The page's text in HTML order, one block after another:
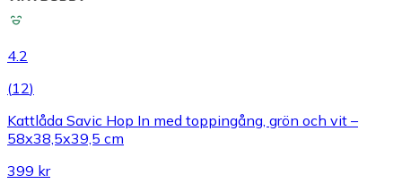
4.2
(12)
Kattlåda Savic Hop In med toppingång, grön och vit –
58x38,5x39,5 cm
399 kr